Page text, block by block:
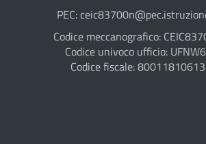
PEC:
Codice meccanografico:
Codice univoco ufficio:
Codice fiscale: 80011810613